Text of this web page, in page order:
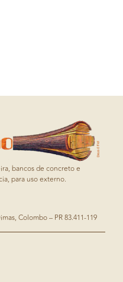
bancos de concreto e
para uso externo.
Colombo – PR 83.411-119